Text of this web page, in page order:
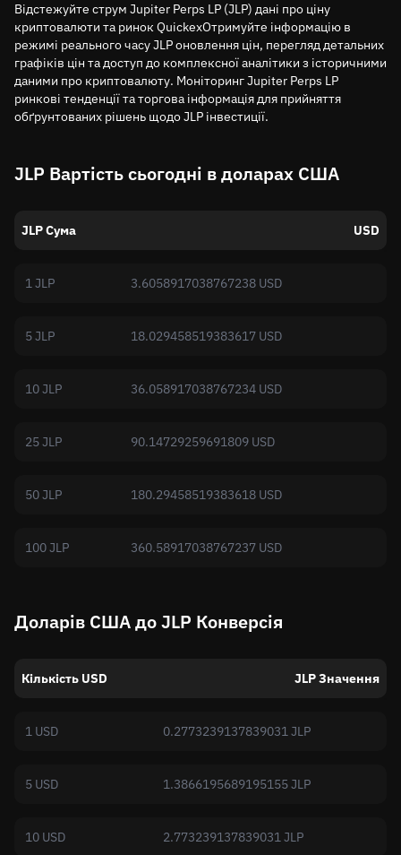
Відстежуйте струм Jupiter Perps LP (JLP) дані про ціну
криптовалюти та ринок QuickexОтримуйте інформацію в
режимі реального часу JLP оновлення цін, перегляд детальних
графіків цін та доступ до комплексної аналітики з історичними
даними про криптовалюту. Моніторинг Jupiter Perps LP
ринкові тенденції та торгова інформація для прийняття
обґрунтованих рішень щодо JLP інвестиції.
JLP Вартість сьогодні в доларах США
JLP Сума USD
1 JLP 3.6058917038767238 USD
5 JLP 18.029458519383617 USD
10 JLP 36.058917038767234 USD
25 JLP 90.14729259691809 USD
50 JLP 180.29458519383618 USD
100 JLP 360.58917038767237 USD
Доларів США до JLP Конверсія
Кількість USD JLP Значення
1 USD 0.2773239137839031 JLP
5 USD 1.3866195689195155 JLP
10 USD 2.773239137839031 JLP